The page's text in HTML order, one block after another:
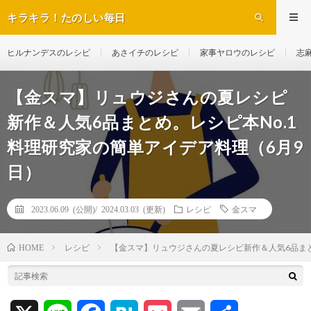
キラキラ！たのしい毎日
ヒルナンデスのレシピ あさイチのレシピ 家事ヤロウのレシピ 志
【金スマ】リュウジさんの夏レシピ
新作＆人気6品まとめ。レシピ本No.1
料理研究家の簡単アイデア料理（6月9
日）
2023.06.09 (公開)/ 2024.03.03 (更新) レシピ 金スマ
HOME レシピ 【金スマ】リュウジさんの夏レシピ新作＆人気6品